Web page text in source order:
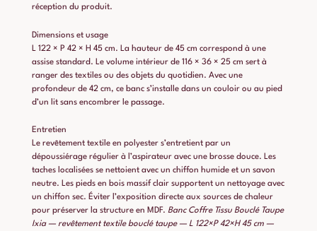
réception du produit.
Dimensions et usage
L 122 × P 42 × H 45 cm. La hauteur de 45 cm correspond à une
assise standard. Le volume intérieur de 116 × 36 × 25 cm sert à
ranger des textiles ou des objets du quotidien. Avec une
profondeur de 42 cm, ce banc s’installe dans un couloir ou au pied
d’un lit sans encombrer le passage.
Entretien
Le revêtement textile en polyester s’entretient par un
dépoussiérage régulier à l’aspirateur avec une brosse douce. Les
taches localisées se nettoient avec un chiffon humide et un savon
neutre. Les pieds en bois massif clair supportent un nettoyage avec
un chiffon sec. Éviter l’exposition directe aux sources de chaleur
pour préserver la structure en MDF. Banc Coffre Tissu Bouclé Taupe
Ixia — revêtement textile bouclé taupe — L 122×P 42×H 45 cm —